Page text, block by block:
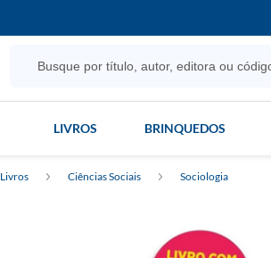
LIVROS BRINQUEDOS
Livros Ciências Sociais Sociologia